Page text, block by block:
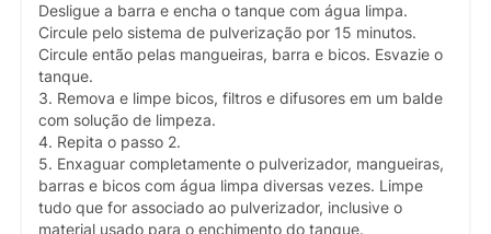
Desligue a barra e encha o tanque com água limpa.
Circule pelo sistema de pulverização por 15 minutos.
Circule então pelas mangueiras, barra e bicos. Esvazie o
tanque.
3. Remova e limpe bicos, filtros e difusores em um balde
com solução de limpeza.
4. Repita o passo 2.
5. Enxaguar completamente o pulverizador, mangueiras,
barras e bicos com água limpa diversas vezes. Limpe
tudo que for associado ao pulverizador, inclusive o
material usado para o enchimento do tanque.